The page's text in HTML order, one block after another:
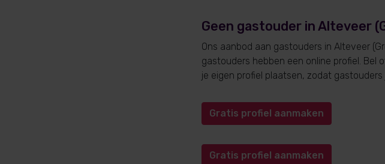
Geen gastouder in Alteveer
Ons aanbod aan gastouders in Alteveer
gastouders hebben een online profiel. Bel
je eigen profiel plaatsen, zodat
Gratis profiel aanmaken
Gratis profiel aanmaken